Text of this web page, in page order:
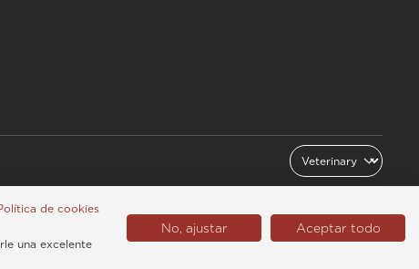
España (Español)
de cookies
una excelente
No, ajustar Aceptar todo